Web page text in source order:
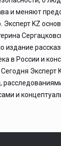
и меняют
KZ
издание
в России и
Эксперт
и